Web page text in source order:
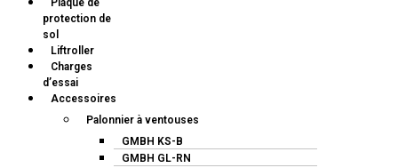
Plaque de
protection de
sol
Liftroller
Charges
d’essai
Accessoires
Palonnier à ventouses
GMBH KS-B
GMBH GL-RN